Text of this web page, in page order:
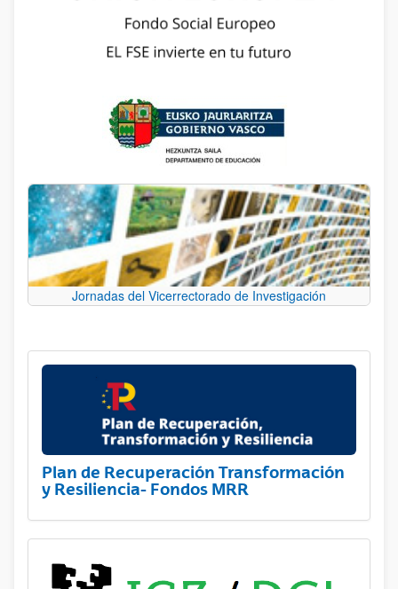
Jornadas del Vicerrectorado de Investigación
Plan de Recuperación Transformación
y Resiliencia- Fondos MRR